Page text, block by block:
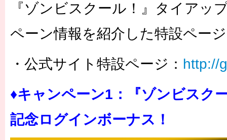
『ゾンビスクール！』タイアッ
ペーン情報を紹介した特設ペー
・公式サイト特設ページ： http://
♦キャンペーン1：『ゾンビスク
記念ログインボーナス！